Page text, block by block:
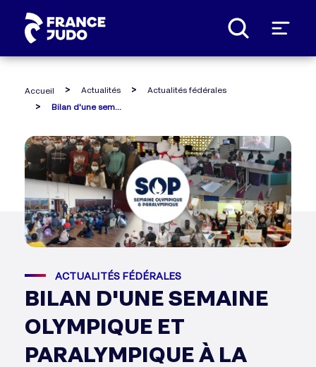
Accueil Actualités
Actualités fédérales
ACTUALITÉS FÉDÉRALES
BILAN D'UNE SEMAINE
OLYMPIQUE ET
PARALYMPIQUE À LA